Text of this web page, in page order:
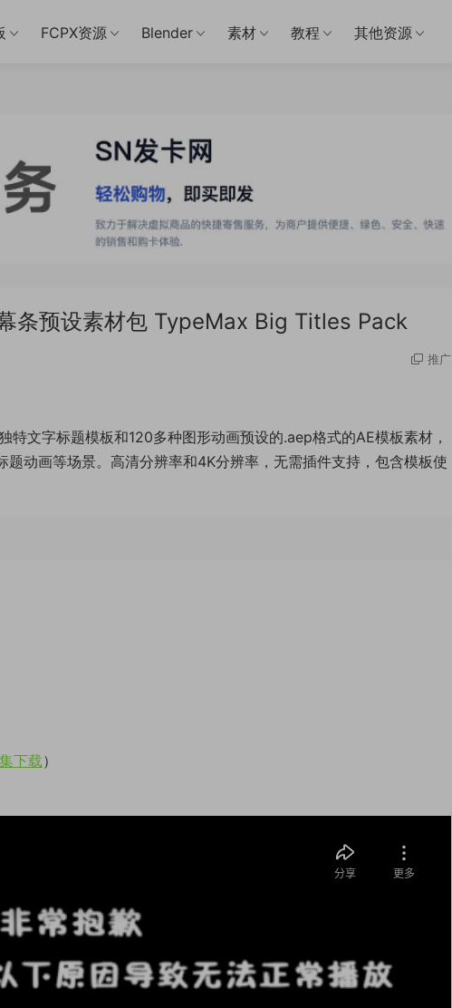
FCPX资源 Blender 素材 教程 其他资源
条预设素材包 TypeMax Big Titles Pack
推广
文字标题模板和120多种图形动画预设的.aep格式的AE模板素材，
动画等场景。高清分辨率和4K分辨率，无需插件支持，包含模板使
下载）